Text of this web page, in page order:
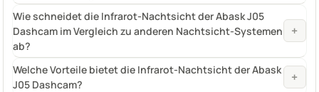
Wie schneidet die Infrarot-Nachtsicht der Abask J05
Dashcam im Vergleich zu anderen Nachtsicht-Systemen
ab?
+
Welche Vorteile bietet die Infrarot-Nachtsicht der Abask
J05 Dashcam?
+